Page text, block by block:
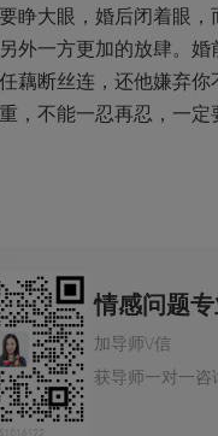
睁大眼，婚后闭着眼
外一方更加的放肆。
藕断丝连，还他嫌弃
，不能一忍再忍，一
情感问题
加导师\/信
获导师一对一咨